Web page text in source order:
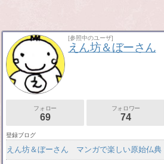
[参照中のユーザ]
えん坊＆ぼーさん
フォロー
69
フォロワー
74
登録ブログ
えん坊＆ぼーさん マンガで楽しい原始仏典